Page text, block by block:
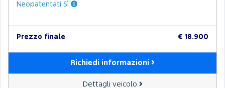
Neopatentati Sì
Prezzo finale € 18.900
Richiedi informazioni
Dettagli veicolo